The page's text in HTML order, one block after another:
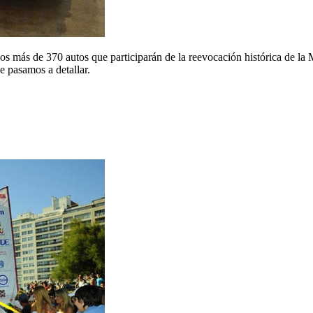
más de 370 autos que participarán de la reevocación histórica de
pasamos a detallar.